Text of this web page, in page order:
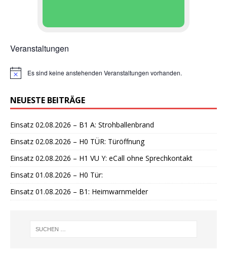
Veranstaltungen
H
w
e
s
Es sind keine anstehenden Veranstaltungen vorhanden.
NEUESTE BEITRÄGE
Einsatz 02.08.2026 – B1 A: Strohballenbrand
Einsatz 02.08.2026 – H0 TÜR: Türöffnung
Einsatz 02.08.2026 – H1 VU Y: eCall ohne Sprechkontakt
Einsatz 01.08.2026 – H0 Tür:
Einsatz 01.08.2026 – B1: Heimwarnmelder